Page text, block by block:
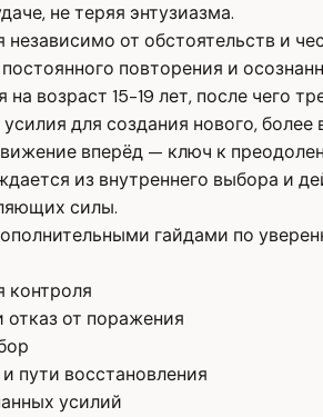
не теряя энтузиазма.
от обстоятельств и
повторения и
возраст 15-19 лет, после чего
для создания нового, более
вперёд — ключ к
из внутреннего выбора и
силы.
гайдами по
контроля
от поражения
пути восстановления
усилий